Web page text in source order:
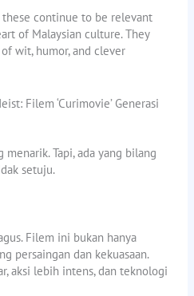
continue to be relevant
of Malaysian culture. They
wit, humor, and clever
Filem ‘Curimovie’ Generasi
Tapi, ada yang bilang
setuju.
Filem ini bukan hanya
persaingan dan kekuasaan.
aksi lebih intens, dan teknologi